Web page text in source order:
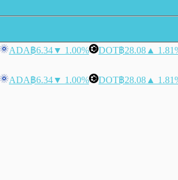
ADA฿6.34▼ 1.00% DOT฿28.08 ▲
ADA฿6.34▼ 1.00% DOT฿28.08 ▲